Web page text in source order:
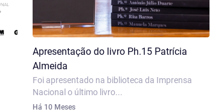
Apresentação do livro Ph.15 Patrícia
Almeida
Foi apresentado na biblioteca da Imprensa
Nacional o último livro...
Há 10 Meses